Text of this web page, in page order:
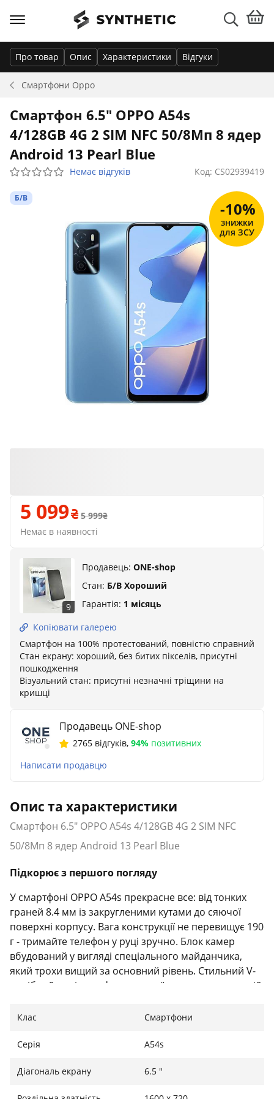
Смартфони Oppo
Про товар Опис Характеристики Відгуки
Смартфон 6.5" OPPO A54s
4/128GB 4G 2 SIM NFC 50/8Мп 8 ядер
Android 13 Pearl Blue
Немає відгуків Код: CS02939419
Б/В
-10%
знижки
для ЗСУ
5 099
5 999
Немає в наявності
9
Продавець: ONE-shop
Стан: Б/В Хороший
Гарантія: 1 місяць
Копіювати галерею
Смартфон на 100% протестований, повністю справний
Стан екрану: хороший, без битих пікселів, присутні
пошкодження
Візуальний стан: присутні незначні тріщини на
кришці
Продавець ONE-shop
2765 відгуків, 94% позитивних
Написати продавцю
Опис та характеристики
Смартфон 6.5" OPPO A54s 4/128GB 4G 2 SIM NFC
50/8Мп 8 ядер Android 13 Pearl Blue
Підкорює з першого погляду
У смартфоні OPPO A54s прекрасне все: від тонких
граней 8.4 мм із закругленими кутами до сяючої
поверхні корпусу. Вага конструкції не перевищує 190
г - тримайте телефон у руці зручно. Блок камер
вбудований у вигляді спеціального майданчика,
який трохи вищий за основний рівень. Стильний V-
подібний виріз для фронтальної камери на передній
Приємна оку картинка
Екран представленого девайса має роздільну
презентовано в найкращому вигляді. Технологія AI
Eye-care по-справжньому піклується про ваші очі:
Клас Смартфони
Серія A54s
Діагональ екрану 6.5 "